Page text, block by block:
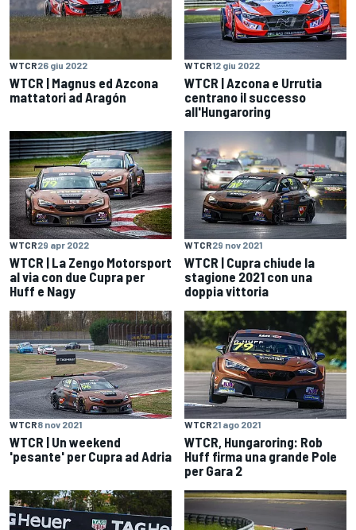
WTCR26 giu 2022
WTCR | Magnus ed Azcona
mattatori ad Aragón
WTCR12 giu 2022
WTCR | Azcona e Urrutia
centrano il successo
all'Hungaroring
WTCR29 apr 2022
WTCR | La Zengo Motorsport
al via con due Cupra per
Huff e Nagy
WTCR29 nov 2021
WTCR | Cupra chiude la
stagione 2021 con una
doppia vittoria
WTCR8 nov 2021
WTCR | Un weekend
'pesante' per Cupra ad Adria
WTCR21 ago 2021
WTCR, Hungaroring: Rob
Huff firma una grande Pole
per Gara 2